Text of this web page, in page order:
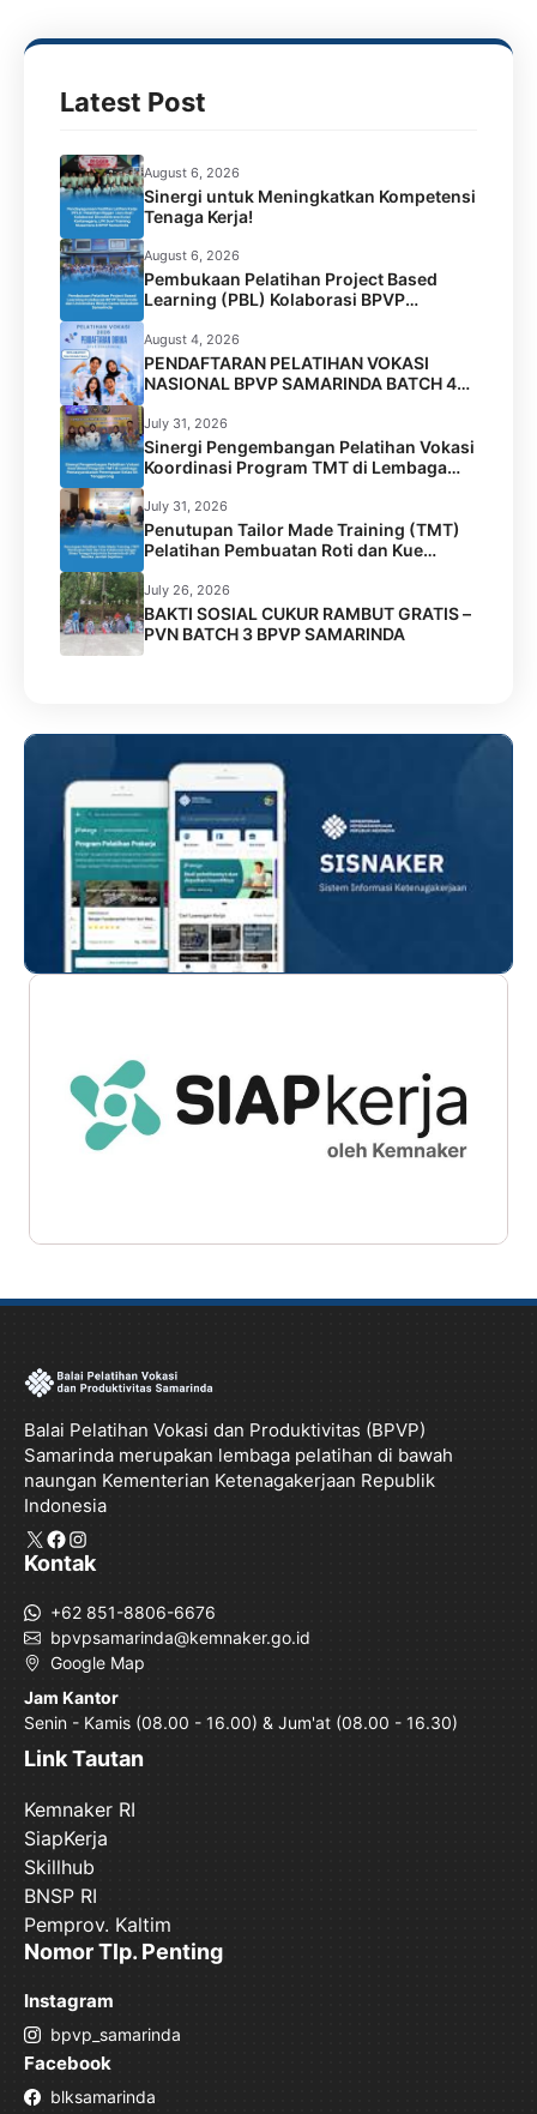
o
r
p
a
Latest Post
August 6, 2026
Sinergi untuk Meningkatkan Kompetensi
Tenaga Kerja!
August 6, 2026
Pembukaan Pelatihan Project Based
Learning (PBL) Kolaborasi BPVP
Samarinda dan Universitas Widya Gama
Mahakam Samarinda
August 4, 2026
PENDAFTARAN PELATIHAN VOKASI
NASIONAL BPVP SAMARINDA BATCH 4
RESMI DIBUKA!
July 31, 2026
Sinergi Pengembangan Pelatihan Vokasi
Koordinasi Program TMT di Lembaga
Permasyarakatan Perempuan Kelas IIA
Tenggarong
July 31, 2026
Penutupan Tailor Made Training (TMT)
Pelatihan Pembuatan Roti dan Kue
Kolaborasi BPVP Samarinda dengan
Disnaker Kota Samarinda di LPK Mustika
Jamilah Sejahtera
July 26, 2026
BAKTI SOSIAL CUKUR RAMBUT GRATIS –
PVN BATCH 3 BPVP SAMARINDA
Balai Pelatihan Vokasi dan Produktivitas (BPVP)
Samarinda merupakan lembaga pelatihan di bawah
naungan Kementerian Ketenagakerjaan Republik
Indonesia
X Facebook
Instagram
Kontak
+62 851-8806-6676
bpvpsamarinda@kemnaker.go.id
Google Map
Jam Kantor
Senin - Kamis (08.00 - 16.00) & Jum'at (08.00 - 16.30)
Link Tautan
Kemnaker RI
SiapKerja
Skillhub
BNSP RI
Pemprov. Kaltim
Nomor Tlp. Penting
Instagram
bpvp_samarinda
Facebook
blksamarinda